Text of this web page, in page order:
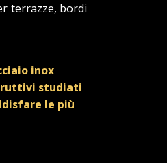
terrazze, bordi
inox
studiati
le più